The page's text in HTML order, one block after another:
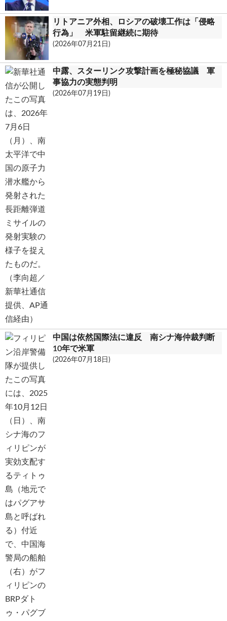
リトアニア外相、ロシアの破壊工作は「侵略
行為」 米軍駐留継続に期待
(2026年07月21日)
中露、スターリンク攻撃計画を極秘協議 軍
事協力の実態判明
(2026年07月19日)
中国は依然国際法に違反 南シナ海仲裁判断
10年で米軍
(2026年07月18日)